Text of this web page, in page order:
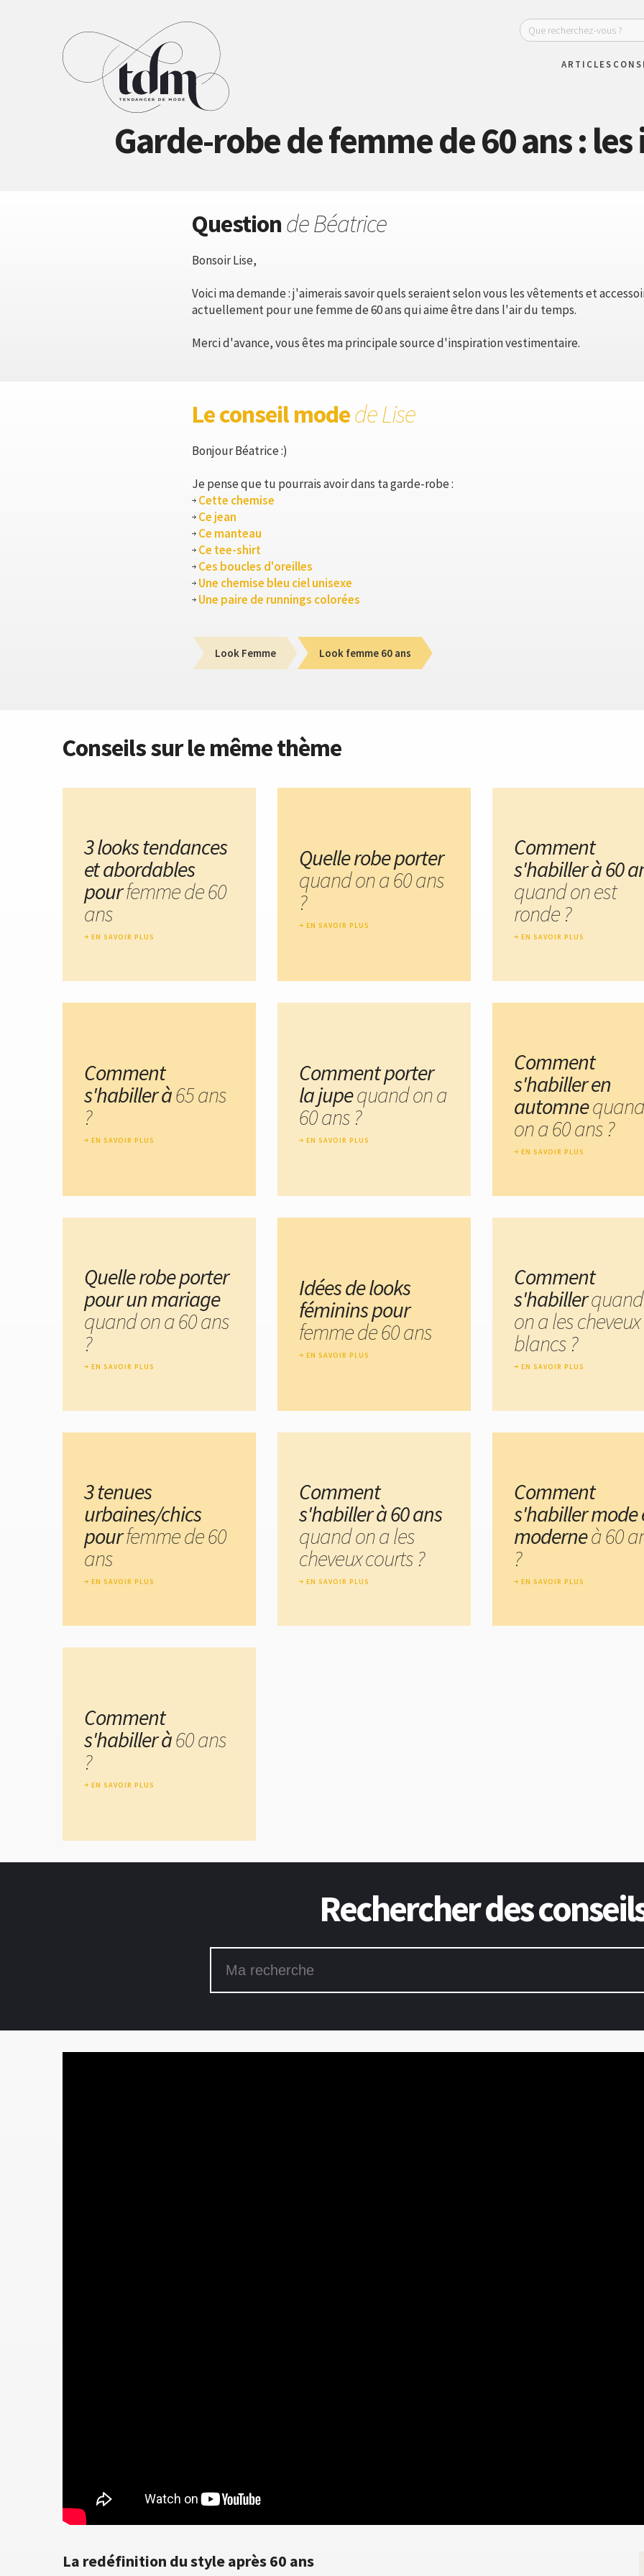
ARTICLES
Garde-robe de femme de 60 ans :
Questionde Béatrice
Bonsoir Lise,
Voici ma demande : j'aimerais savoir quels seraient selon vous les vêtements et
actuellement pour une femme de 60 ans qui aime être dans l'air du temps.
Merci d'avance, vous êtes ma principale source d'inspiration vestimentaire.
Le conseil modede Lise
Bonjour Béatrice :)
Je pense que tu pourrais avoir dans ta garde-robe :
Cette chemise
Ce jean
Ce manteau
Ce tee-shirt
Ces boucles d'oreilles
Une chemise bleu ciel unisexe
Une paire de runnings colorées
Look Femme Look femme 60 ans
La redéfinition du style après 60 ans
Conseils sur le même thème
3 looks tendances
et abordables
pourfemme de 60
ans
EN SAVOIR PLUS
Quelle robe porter
quand on a 60 ans
?
EN SAVOIR PLUS
Comment
s'habiller à 60
quand on est
ronde ?
EN SAVOIR PLUS
Comment
s'habiller à65 ans
?
EN SAVOIR PLUS
Comment porter
la jupequand on a
60 ans ?
EN SAVOIR PLUS
Comment
s'habiller en
automnequand
on a 60 ans ?
EN SAVOIR PLUS
Quelle robe porter
pour un mariage
quand on a 60 ans
?
EN SAVOIR PLUS
Idées de looks
féminins pour
femme de 60 ans
EN SAVOIR PLUS
Comment
s'habillerquand
on a les cheveux
blancs ?
EN SAVOIR PLUS
3 tenues
urbaines/chics
pourfemme de 60
ans
EN SAVOIR PLUS
Comment
s'habiller à 60 ans
quand on a les
cheveux courts ?
EN SAVOIR PLUS
Comment
s'habiller mode
moderneà 60
?
EN SAVOIR PLUS
Comment
s'habiller à60 ans
?
EN SAVOIR PLUS
Rechercher des